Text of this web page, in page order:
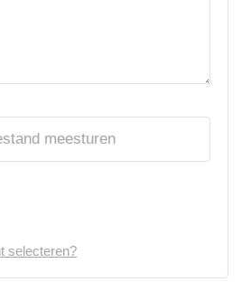
meesturen
selecteren?